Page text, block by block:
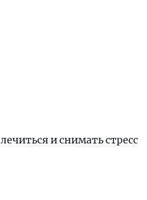
лечиться и снимать стресс